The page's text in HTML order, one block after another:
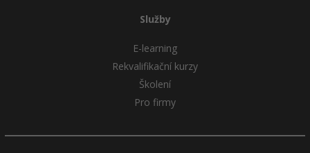
Služby
E-learning
Rekvalifikační kurzy
Školení
Pro firmy